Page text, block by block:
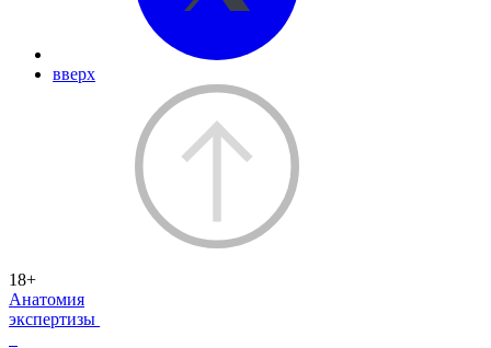
вверх
18+
Анатомия
экспертизы